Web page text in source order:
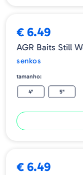
€ 6.49
AGR Baits Still
senkos
tamanho:
4" 5"
€ 6.49